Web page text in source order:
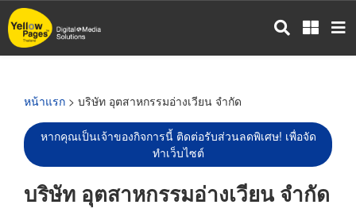
ข้าม
ไป
หน้าแรก > บริษัท อุตสาหกรรมอ่างเวียน จำกัด
หากคุณเป็นเจ้าของกิจการนี้ ติดต่อรับส่วนลดพิเศษ! เพื่อจัด
ทำเว็บไซต์
บริษัท อุตสาหกรรมอ่างเวียน จำกัด